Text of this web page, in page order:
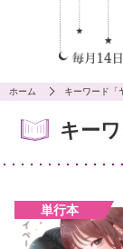
ホーム キーワード「
キー